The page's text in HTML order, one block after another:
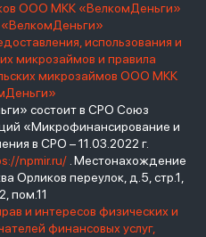
ООО МКК «ВелкомДеньги»
использования и
микрозаймов и правила
микрозаймов ООО МКК
состоит в СРО Союз
«Микрофинансирование и
в СРО – 11.03.2022 г.
npmir.ru/. Местонахождение
Орликов переулок, д.5, стр.1,
пом.11
и интересов физических и
финансовых услуг,